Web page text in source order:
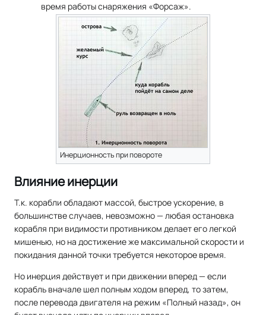
время работы снаряжения «Форсаж».
Инерционность при повороте
Влияние инерции
Т.к. корабли обладают массой, быстрое ускорение, в
большинстве случаев, невозможно — любая остановка
корабля при видимости противником делает его легкой
мишенью, но на достижение же максимальной скорости и
покидания данной точки требуется некоторое время.
Но инерция действует и при движении вперед — если
корабль вначале шел полным ходом вперед, то затем,
после перевода двигателя на режим «Полный назад», он